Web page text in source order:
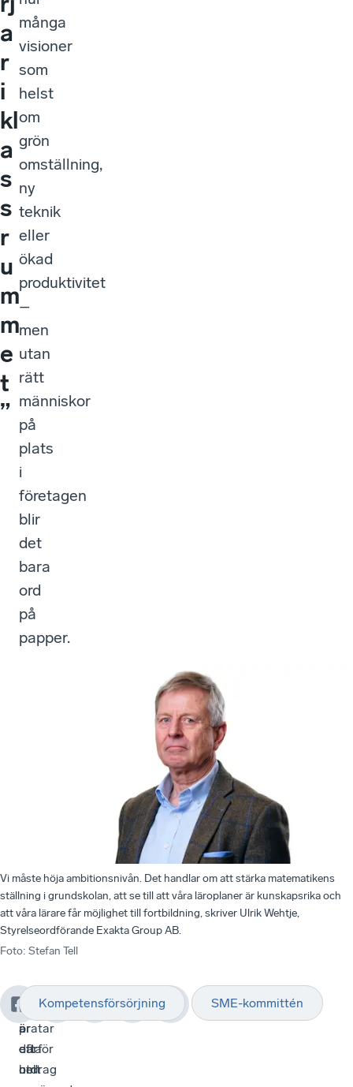
a
r
i
kl
a
s
s
r
u
m
m
e
t
”
många
visioner
som
helst
om
grön
omställning,
ny
teknik
eller
ökad
produktivitet
–
men
utan
rätt
människor
på
plats
i
företagen
blir
det
bara
ord
på
papper.
Vi måste höja ambitionsnivån. Det handlar om att stärka matematikens
ställning i grundskolan, att se till att våra läroplaner är kunskapsrika och
att våra lärare får möjlighet till fortbildning, skriver Ulrik Wehtje,
Styrelseordförande Exakta Group AB.
Foto: Stefan Tell
”Det
är
därför
helt
Vi
pratar
ofta
om
Ovan
är
ett
utdrag
Kompetensförsörjning SME-kommittén